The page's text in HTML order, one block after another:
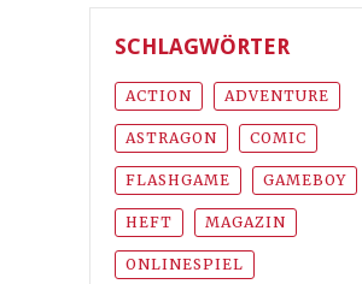
SCHLAGWÖRTER
ACTION ADVENTURE
ASTRAGON COMIC
FLASHGAME GAMEBOY
HEFT MAGAZIN
ONLINESPIEL